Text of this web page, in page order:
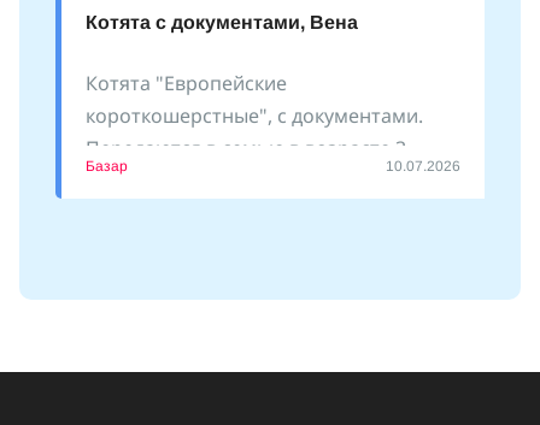
Котята с документами, Вена
Котята "Европейские
короткошерстные", с документами.
Передаются в семью в возрасте 3
месяцев. Есть девочки и
Базар 10.07.2026